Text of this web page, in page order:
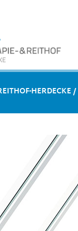
HERDECKE/